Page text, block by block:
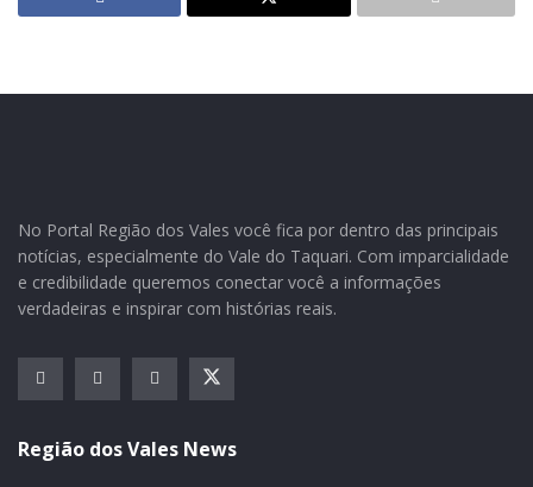
No Portal Região dos Vales você fica por dentro das principais
notícias, especialmente do Vale do Taquari. Com imparcialidade
e credibilidade queremos conectar você a informações
verdadeiras e inspirar com histórias reais.
Região dos Vales News